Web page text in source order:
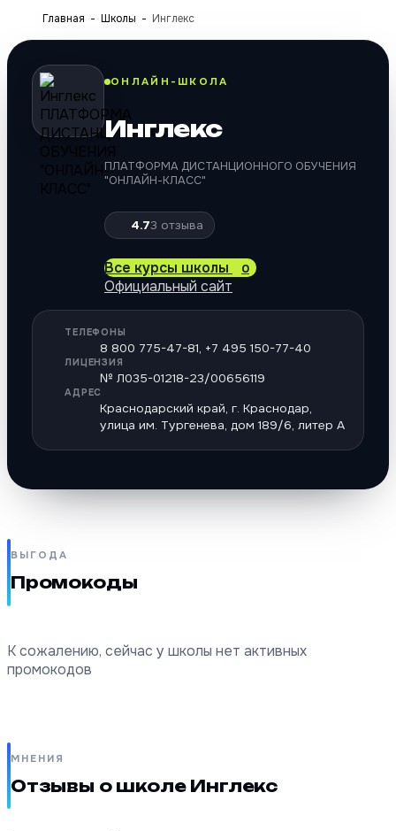
Главная Школы Инглекс
ОНЛАЙН-ШКОЛА
Инглекс
ПЛАТФОРМА ДИСТАНЦИОННОГО ОБУЧЕНИЯ
"ОНЛАЙН-КЛАСС"
4.73 отзыва
Все курсы школы 0
Официальный сайт
ТЕЛЕФОНЫ
8 800 775-47-81, +7 495 150-77-40
ЛИЦЕНЗИЯ
№ Л035-01218-23/00656119
АДРЕС
Краснодарский край, г. Краснодар,
улица им. Тургенева, дом 189/6, литер А
ВЫГОДА
Промокоды
К сожалению, сейчас у школы нет активных
промокодов
МНЕНИЯ
Отзывы о школе Инглекс